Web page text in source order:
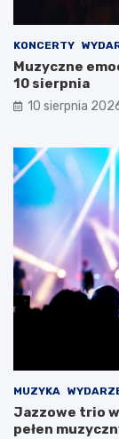
t
o
s
i
t
r
z
y
m
a
ć
?
m
c
i
e
m
?
KONCERTY
Muzyczne
10 sierpnia
10 sierpnia
MUZYKA
Jazzowe trio
pełen